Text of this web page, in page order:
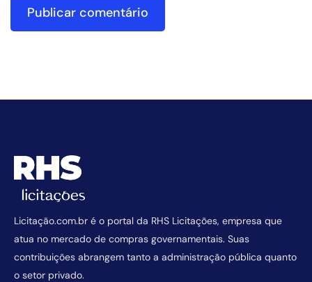
Licitação.com.br é o portal da RHS Licitações, empresa que
atua no mercado de compras governamentais. Suas
contribuições abrangem tanto a administração pública quanto
o setor privado.